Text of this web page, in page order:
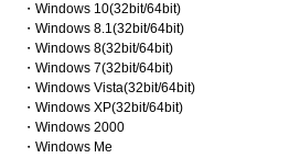
・Windows 10(32bit/64bit)
・Windows 8.1(32bit/64bit)
・Windows 8(32bit/64bit)
・Windows 7(32bit/64bit)
・Windows Vista(32bit/64bit)
・Windows XP(32bit/64bit)
・Windows 2000
・Windows Me